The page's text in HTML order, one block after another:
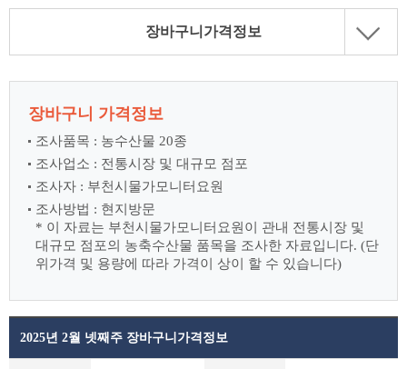
장바구니가격정보
장바구니 가격정보
조사품목 : 농수산물 20종
조사업소 : 전통시장 및 대규모 점포
조사자 : 부천시물가모니터요원
조사방법 : 현지방문
* 이 자료는 부천시물가모니터요원이 관내 전통시장 및
대규모 점포의 농축수산물 품목을 조사한 자료입니다. (단
위가격 및 용량에 따라 가격이 상이 할 수 있습니다)
2025년 2월 넷째주 장바구니가격정보